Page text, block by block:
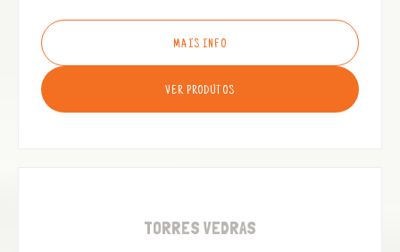
MAIS INFO
VER PRODUTOS
TORRES VEDRAS